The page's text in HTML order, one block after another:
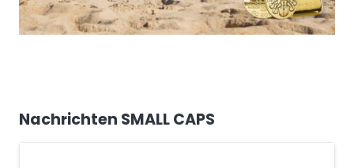
Nachrichten SMALL CAPS